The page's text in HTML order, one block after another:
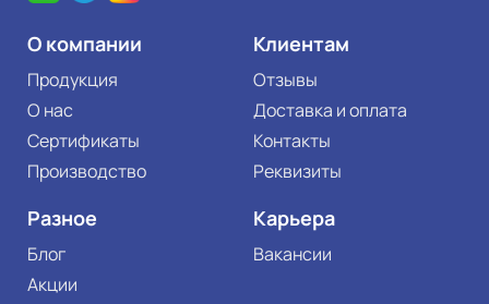
О компании
Продукция
О нас
Сертификаты
Производство
Клиентам
Отзывы
Доставка и оплата
Контакты
Реквизиты
Разное
Блог
Акции
Карьера
Вакансии